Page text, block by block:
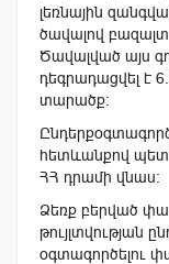
լեռնային
ծավալով
Ծավալված այս
դեգրադացվել է
տարածք:
հետևանքով
ՀՀ դրամի վնաս։
Ձեռք բերված
թույլտվության
օգտագործելու